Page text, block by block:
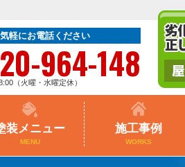
軽にお電話ください
964-148
（火曜・水曜定休）
装メニュー
MENU
施工事例
WORKS